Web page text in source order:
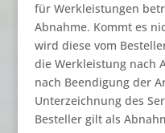
für Werkleistungen
Abnahme. Kommt es
wird diese vom
die Werkleistung nach
nach Beendigung der
Unterzeichnung des
Besteller gilt als